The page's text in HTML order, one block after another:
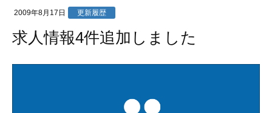
2009年8月17日 更新履歴
求人情報4件追加しました